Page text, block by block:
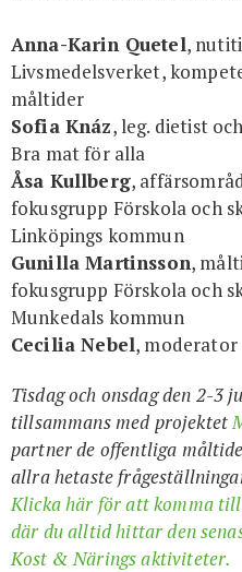
Anna-Karin Quetel,
Livsmedelsverket,
måltider
Sofia Knáz, leg. dietist
Bra mat för alla
Åsa Kullberg,
fokusgrupp Förskola och
Linköpings kommun
Gunilla Martinsson,
fokusgrupp Förskola och
Munkedals kommun
Cecilia Nebel, moderator
Tisdag och onsdag den 2-
tillsammans med projektet
partner de offentliga
allra hetaste
Klicka här för att komma
där du alltid hittar den
Kost & Närings aktiviteter.